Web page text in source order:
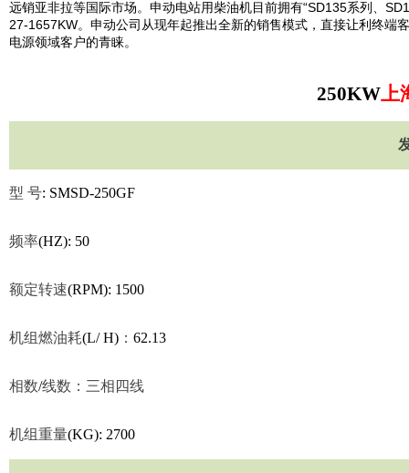
远销亚非拉等国际市场。申动电站用柴油机目前拥有“SD135系列、
27-1657KW。申动公司从现年起推出全新的销售模式，直接让利终端
电源领域客户的青睐。
250KW上
型 号: SMSD-250GF
频率(HZ): 50
额定转速(RPM): 1500
机组燃油耗(L/ H) ： 62.13
相数/线数：三相四线
机组重量(KG): 2700